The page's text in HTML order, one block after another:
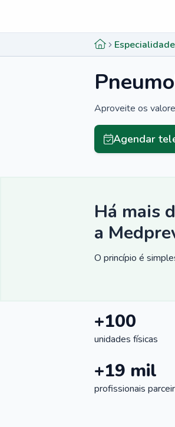
Aproveite os
Agendar
Há mais
a
O princípio é
+100
unidades físicas
+19 mil
profissionais